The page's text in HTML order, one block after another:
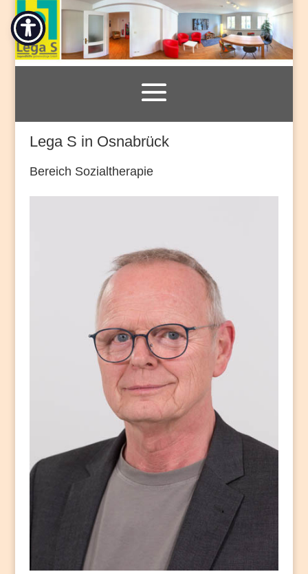
Lega S in Osnabrück
Bereich Sozialtherapie